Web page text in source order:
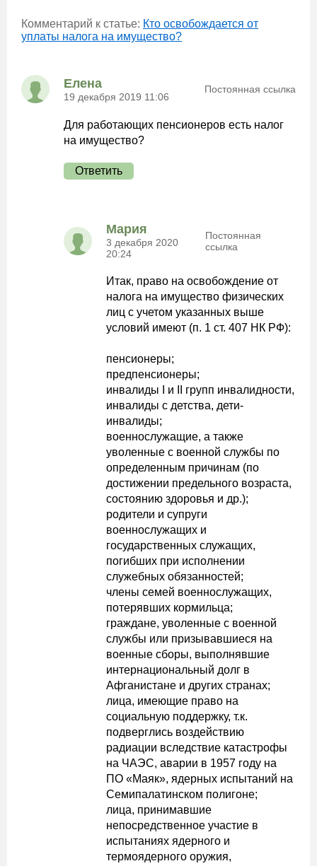
Комментарий к статье: Кто освобождается от
уплаты налога на имущество?
Елена
19 декабря 2019 11:06
Постоянная ссылка
Для работающих пенсионеров есть налог
на имущество?
Ответить
Мария
3 декабря 2020
20:24
Постоянная
ссылка
Итак, право на освобождение от
налога на имущество физических
лиц с учетом указанных выше
условий имеют (п. 1 ст. 407 НК РФ):
пенсионеры;
предпенсионеры;
инвалиды I и II групп инвалидности,
инвалиды с детства, дети-
инвалиды;
военнослужащие, а также
уволенные с военной службы по
определенным причинам (по
достижении предельного возраста,
состоянию здоровья и др.);
родители и супруги
военнослужащих и
государственных служащих,
погибших при исполнении
служебных обязанностей;
члены семей военнослужащих,
потерявших кормильца;
граждане, уволенные с военной
службы или призывавшиеся на
военные сборы, выполнявшие
интернациональный долг в
Афганистане и других странах;
лица, имеющие право на
социальную поддержку, т.к.
подверглись воздействию
радиации вследствие катастрофы
на ЧАЭС, аварии в 1957 году на
ПО «Маяк», ядерных испытаний на
Семипалатинском полигоне;
лица, принимавшие
непосредственное участие в
испытаниях ядерного и
термоядерного оружия,